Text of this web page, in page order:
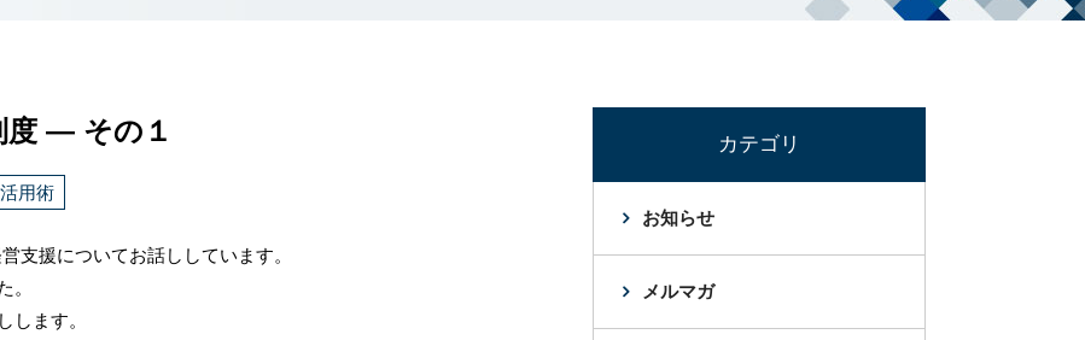
度 ― その１
用術
支援についてお話ししています。
。
します。
カテゴリ
お知らせ
メルマガ